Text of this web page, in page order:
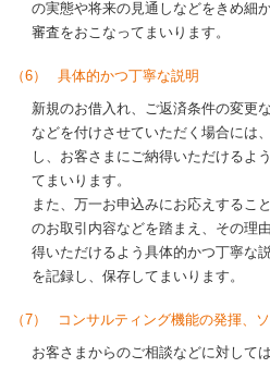
の実態や将来の見通しなどをきめ細
審査をおこなってまいります。
（6） 具体的かつ丁寧な説明
新規のお借入れ、ご返済条件の変更
などを付けさせていただく場合には
し、お客さまにご納得いただけるよ
てまいります。
また、万一お申込みにお応えするこ
のお取引内容などを踏まえ、その理
得いただけるよう具体的かつ丁寧な
を記録し、保存してまいります。
（7） コンサルティング機能の発揮、
お客さまからのご相談などに対して